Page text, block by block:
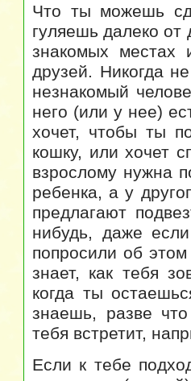
Что ты можешь
гуляешь далеко от
знакомых местах
друзей. Никогда
незнакомый
него (или у нее)
хочет, чтобы ты
кошку, или хочет
взрослому нужна
ребенка, а у
предлагают
нибудь, даже
попросили об
знает, как тебя
когда ты
знаешь, разве
тебя встретит,
Если к тебе